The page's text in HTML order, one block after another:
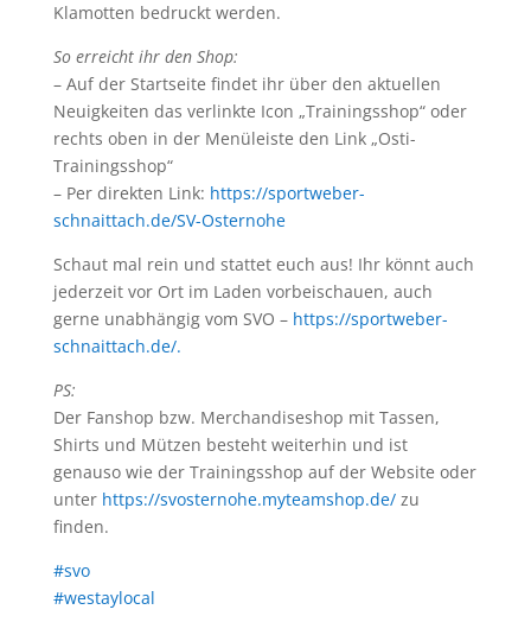
Klamotten bedruckt werden.
So erreicht ihr den Shop:
– Auf der Startseite findet ihr über den aktuellen
Neuigkeiten das verlinkte Icon „Trainingsshop“ oder
rechts oben in der Menüleiste den Link „Osti-
Trainingsshop“
– Per direkten Link: https://sportweber-
schnaittach.de/SV-Osternohe
Schaut mal rein und stattet euch aus! Ihr könnt auch
jederzeit vor Ort im Laden vorbeischauen, auch
gerne unabhängig vom SVO – https://sportweber-
schnaittach.de/.
PS:
Der Fanshop bzw. Merchandiseshop mit Tassen,
Shirts und Mützen besteht weiterhin und ist
genauso wie der Trainingsshop auf der Website oder
unter https://svosternohe.myteamshop.de/zu
finden.
#svo
#westaylocal